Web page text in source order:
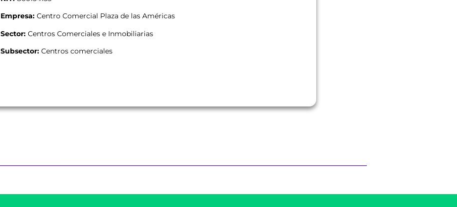
Empresa: Centro Comercial Plaza de las Américas
Sector: Centros Comerciales e Inmobiliarias
Subsector: Centros comerciales